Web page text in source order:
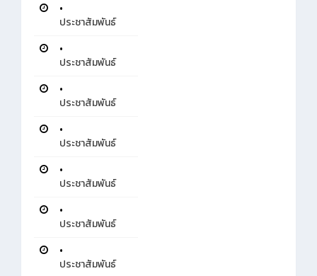
•
ประชาสัมพันธ์
•
ประชาสัมพันธ์
•
ประชาสัมพันธ์
•
ประชาสัมพันธ์
•
ประชาสัมพันธ์
•
ประชาสัมพันธ์
•
ประชาสัมพันธ์